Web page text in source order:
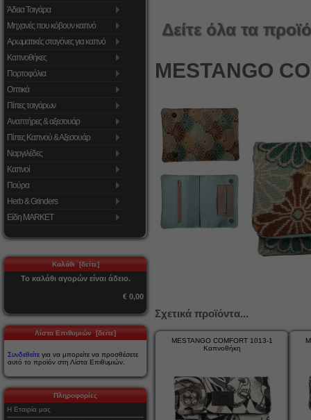
Άδεια Τσιγάρα
Μηχανές που κόβουν καπνό
Αρωματικές σταγόνες για καπνό
Καπνοθήκες
Πορτοφόλια
Οπτικά
Πίπες τσιγάρων
Αναπτήρες & αξεσουάρ
Πίπες Καπνού & Αξεσουάρ
Ναργιλέδες
Καπνοί
Πούρα
Herb & Grinders
Είδη MARKET
Καλάθι [δείτε]
Το καλάθι αγορών είναι άδειο.
€ 0,00
Λίστα Επιθυμιών [δείτε]
Συνδεθείτε για να μπορείτε να προσθέσετε
αυτό το προϊόν στη Λίστα Επιθυμιών.
Πληροφορίες
Η Εταιρία μας
Δείτε όλα τα
MESTANGO
Σχετικά προϊόντα...
MESTANGO COMFORT 1013-1
Καπνοθήκη